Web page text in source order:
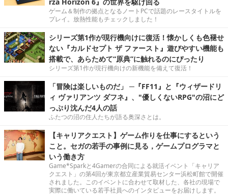
ゲーム＆制作の拠点となるノートPCで話題のレースタイトルを
プレイ。放熱性能もチェックしました！
シリーズ第1作が現行機向けに復活！懐かしくも色褪せ
ない『カルドセプト ザ ファースト』遊びやすい機能も
搭載で、あらためて“原典”に触れるのにぴったり
シリーズ第1作が現行機向けの新機能を備えて復活！
「冒険は楽しいものだ」 ─『FF11』と『ウィザードリ
ィ ヴァリアンツ ダフネ』、"優しくないRPG"の沼にど
っぷり沈んだ4人の話
ふたつの沼の住人たちが語る奥深さとは。
【キャリアクエスト】ゲーム作りを仕事にするという
こと。セガの若手の事例に見る，ゲームプログラマと
いう働き方
Game*Sparkと4Gamerの合同による就活イベント「キャリア
クエスト」の第4回が東京都立産業貿易センター浜松町館で開催
されました。このイベントに合わせて取材した、各社の現場で
実際に働いている若手社員へのインタビューをお届けします。